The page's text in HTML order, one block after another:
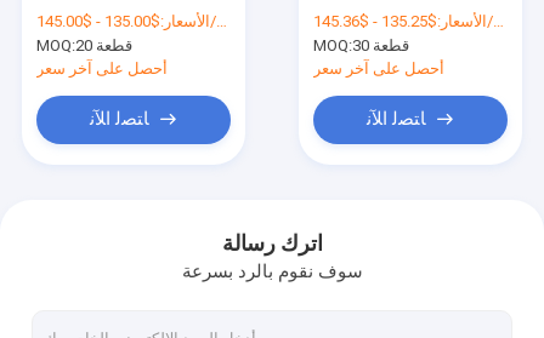
الأسعار: $135.00 - $145.00/Pieces
MOQ:
20 قطعة
أحصل على آخر سعر
ﺎﺘﺼﻟ ﺍﻶﻧ
الأسعار:$135.25 - $145.36/Pieces
MOQ:
30 قطعة
أحصل على آخر سعر
ﺎﺘﺼﻟ ﺍﻶﻧ
اترك رسالة
سوف نقوم بالرد بسرعة